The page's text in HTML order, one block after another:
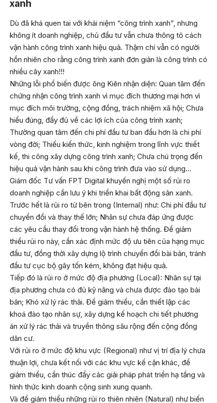
xanh
Dù đã khá quen tai với khái niệm “công trình xanh”, nhưng
không ít doanh nghiệp, chủ đầu tư vẫn chưa thông tỏ cách
vận hành công trình xanh hiệu quả. Thậm chí vẫn có người
hồn nhiên cho rằng công trình xanh đơn giản là công trình có
nhiều cây xanh!!!
Những lỗi phổ biến được ông Kiên nhận diện: Quan tâm đến
chứng nhận công trình xanh vì mục đích thương mại hơn vì
mục đích môi trường, cộng đồng, trách nhiệm xã hội; Chưa
hiểu đúng, đầy đủ về các lợi ích của công trình xanh;
Thường quan tâm đến chi phí đầu tư ban đầu hơn là chi phí
vòng đời; Thiếu kiến thức, kinh nghiệm trong lĩnh vực thiết
kế, thi công xây dựng công trình xanh; Chưa chú trọng đến
hiệu quả vận hành sau khi công trình đưa vào sử dụng…
Giám đốc Tư vấn FPT Digital khuyến nghị một số rủi ro
doanh nghiệp cần lưu ý khi triển khai bất động sản xanh.
Trước hết là rủi ro từ bên trong (Internal) như: Chi phí đầu tư
chuyển đổi và thay thế lớn; Nhân sự chưa đáp ứng được
các yêu cầu thay đổi trong vận hành hệ thống. Để giảm
thiểu rủi ro này, cần xác định mức độ ưu tiên của hạng mục
đầu tư, đồng thời xây dựng lộ trình chuyển đổi bài bản, tránh
đầu tư cục bộ gây tốn kém, không đạt hiệu quả.
Tiếp đó là rủi ro ở mức độ địa phương (Local): Nhân sự tại
địa phương chưa có đủ kỹ năng và chưa được đào tạo bài
bản; Khó xử lý rác thải. Để giảm thiểu, cần thiết lập các
khoá đào tạo nhân sự, xây dựng kế hoạch chi tiết phương
án xử lý rác thải và truyền thông sâu rộng đến cộng đồng
dân cư.
Với rủi ro ở mức độ khu vực (Regional) như vị trí địa lý chưa
thuận lợi, chưa kết nối với các khu vực kế cận khác, để
giảm thiểu, cần thúc đẩy các giải pháp phát triển hạ tầng và
hình thức kinh doanh cộng sinh xung quanh.
Và để giảm thiểu những rủi ro thiên nhiên (Natural) như biến